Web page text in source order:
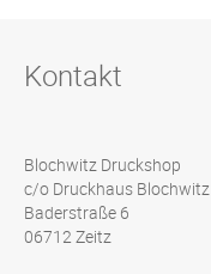
Kontakt
Blochwitz Druckshop
c/o Druckhaus Blochwitz
Baderstraße 6
06712 Zeitz